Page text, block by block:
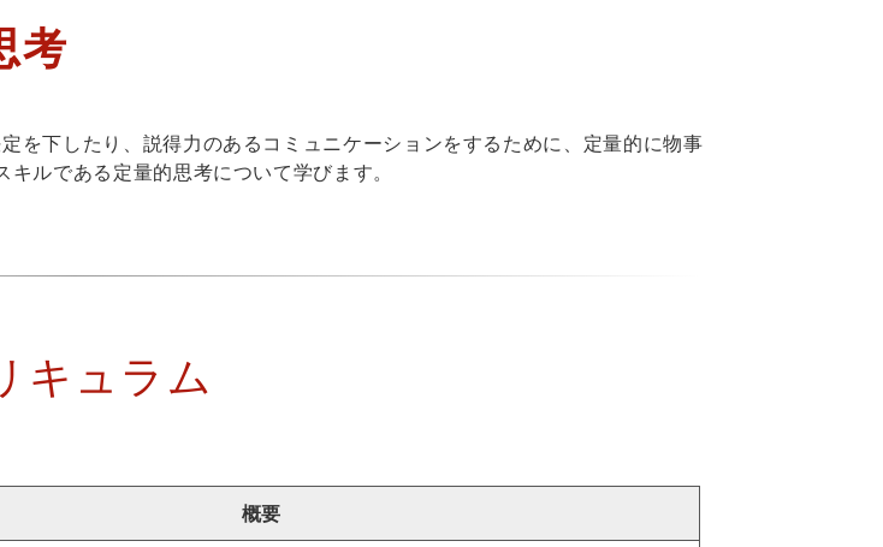
考
を下したり、説得力のあるコミュニケーションをするために、定量的に物事
キルである定量的思考について学びます。
キュラム
概要